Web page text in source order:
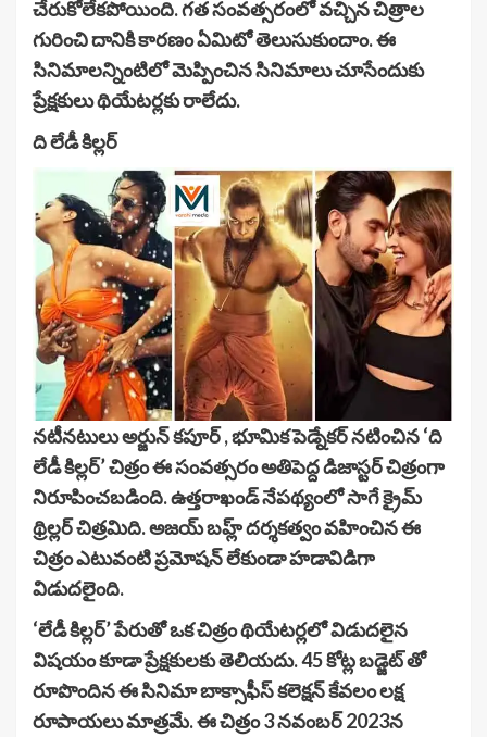
చేరుకోలేకపోయింది. గత సంవత్సరంలో వచ్చిన చిత్రాల
గురించి దానికి కారణం ఏమిటో తెలుసుకుందాం. ఈ
సినిమాలన్నింటిలో మెప్పించిన సినిమాలు చూసేందుకు
ప్రేక్షకులు థియేటర్లకు రాలేదు.
ది లేడీ కిల్లర్
నటీనటులు అర్జున్ కపూర్ , భూమిక పెడ్నేకర్ నటించిన ‘ది
లేడీ కిల్లర్’ చిత్రం ఈ సంవత్సరం అతిపెద్ద డిజాస్టర్ చిత్రంగా
నిరూపించబడింది. ఉత్తరాఖండ్ నేపథ్యంలో సాగే క్రైమ్
థ్రిల్లర్ చిత్రమిది. అజయ్ బహ్ల్ దర్శకత్వం వహించిన ఈ
చిత్రం ఎటువంటి ప్రమోషన్ లేకుండా హడావిడిగా
విడుదలైంది.
‘లేడీ కిల్లర్’ పేరుతో ఒక చిత్రం థియేటర్లలో విడుదలైన
విషయం కూడా ప్రేక్షకులకు తెలియదు. 45 కోట్ల బడ్జెట్ తో
రూపొందిన ఈ సినిమా బాక్సాఫీస్ కలెక్షన్ కేవలం లక్ష
రూపాయలు మాత్రమే. ఈ చిత్రం 3 నవంబర్ 2023న